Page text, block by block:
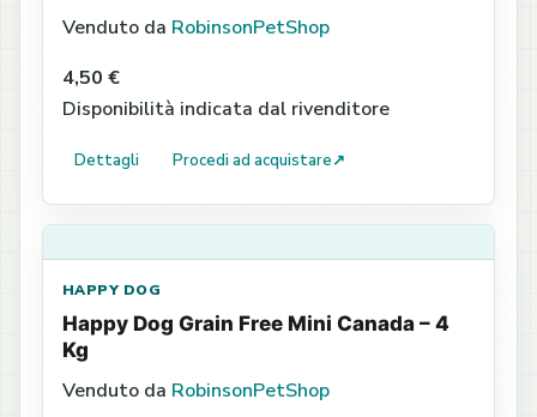
Venduto da RobinsonPetShop
4,50 €
Disponibilità indicata dal rivenditore
Dettagli Procedi ad acquistare↗
HAPPY DOG
Happy Dog Grain Free Mini Canada – 4
Kg
Venduto da RobinsonPetShop